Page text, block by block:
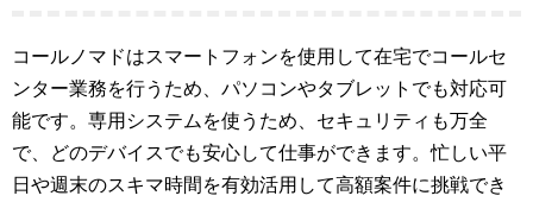
コールノマドはスマートフォンを使用して在宅でコールセ
ンター業務を行うため、パソコンやタブレットでも対応可
能です。専用システムを使うため、セキュリティも万全
で、どのデバイスでも安心して仕事ができます。忙しい平
日や週末のスキマ時間を有効活用して高額案件に挑戦でき